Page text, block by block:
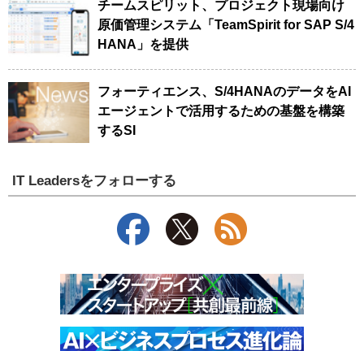
チームスピリット、プロジェクト現場向け
原価管理システム「TeamSpirit for SAP S/4
HANA」を提供
フォーティエンス、S/4HANAのデータをAI
エージェントで活用するための基盤を構築
するSI
IT Leadersをフォローする